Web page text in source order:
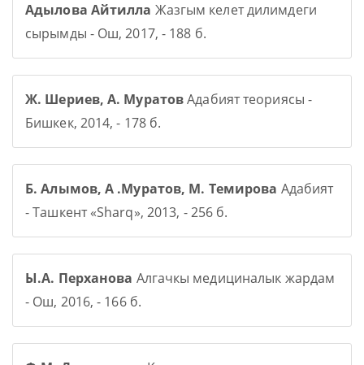
Адылова Айтилла Жазгым келет дилимдеги
сырымды - Ош, 2017, - 188 б.
Ж. Шериев, А. МуратовАдабият теориясы -
Бишкек, 2014, - 178 б.
Б. Алымов, А .Муратов, М. Темирова Адабият
- Ташкент «Sharq», 2013, - 256 б.
Ы.А. Перханова Алгачкы медициналык жардам
- Ош, 2016, - 166 б.